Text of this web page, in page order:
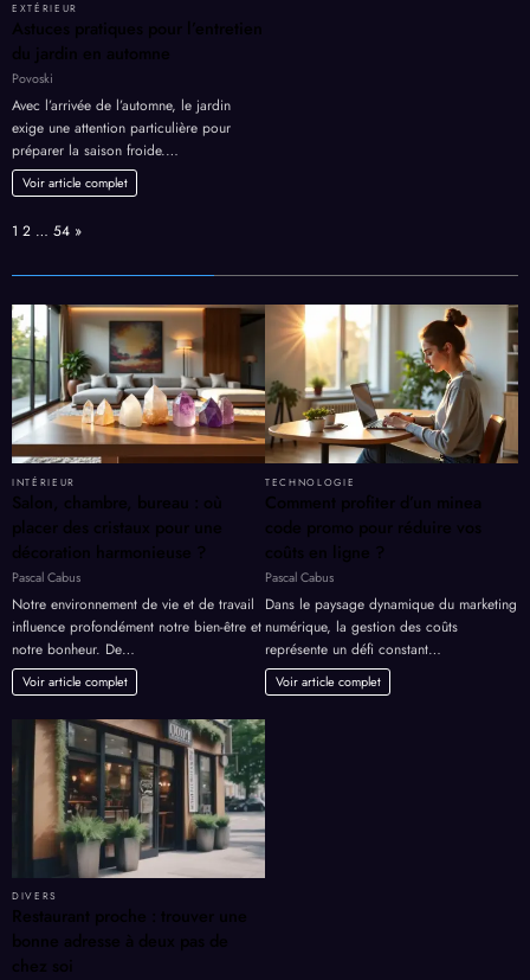
EXTÉRIEUR
Astuces pratiques pour l’entretien
du jardin en automne
Povoski
Avec l’arrivée de l’automne, le jardin
exige une attention particulière pour
préparer la saison froide.…
Voir article complet
Page:
1 2 … 54 Next
»
INTÉRIEUR
Salon, chambre, bureau : où
placer des cristaux pour une
décoration harmonieuse ?
Pascal Cabus
Notre environnement de vie et de travail
influence profondément notre bien-être et
notre bonheur. De…
Voir article complet
TECHNOLOGIE
Comment profiter d’un minea
code promo pour réduire vos
coûts en ligne ?
Pascal Cabus
Dans le paysage dynamique du marketing
numérique, la gestion des coûts
représente un défi constant…
Voir article complet
DIVERS
Restaurant proche : trouver une
bonne adresse à deux pas de
chez soi